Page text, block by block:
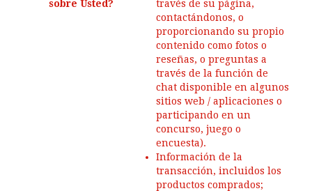
sobre Usted?
través de su página,
contactándonos, o
proporcionando su propio
contenido como fotos o
reseñas, o preguntas a
través de la función de
chat disponible en algunos
sitios web / aplicaciones o
participando en un
concurso, juego o
encuesta).
Información de la
transacción, incluidos los
productos comprados;